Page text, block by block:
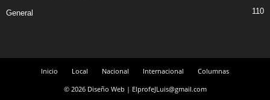
General 110
Inicio Local Nacional Internacional
Columnas
© 2026 Diseño Web | ElprofeJLuis@gmail.com